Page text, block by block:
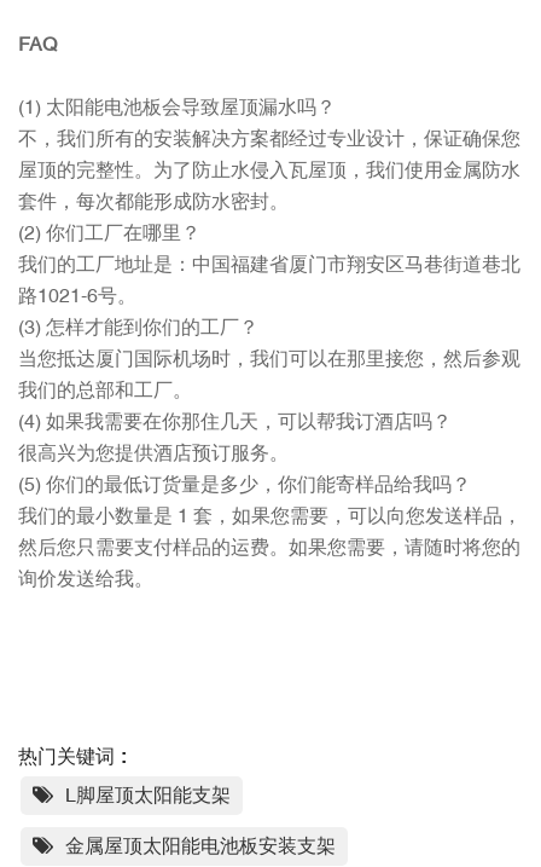
FAQ
(1) 太阳能电池板会导致屋顶漏水吗？
不，我们所有的安装解决方案都经过专业设计，保证确保您
屋顶的完整性。为了防止水侵入瓦屋顶，我们使用金属防水
套件，每次都能形成防水密封。
(2) 你们工厂在哪里？
我们的工厂地址是：中国福建省厦门市翔安区马巷街道巷北
路1021-6号。
(3) 怎样才能到你们的工厂？
当您抵达厦门国际机场时，我们可以在那里接您，然后参观
我们的总部和工厂。
(4) 如果我需要在你那住几天，可以帮我订酒店吗？
很高兴为您提供酒店预订服务。
(5) 你们的最低订货量是多少，你们能寄样品给我吗？
我们的最小数量是 1 套，如果您需要，可以向您发送样品，
然后您只需要支付样品的运费。如果您需要，请随时将您的
询价发送给我。
热门关键词 :
L脚屋顶太阳能支架
金属屋顶太阳能电池板安装支架